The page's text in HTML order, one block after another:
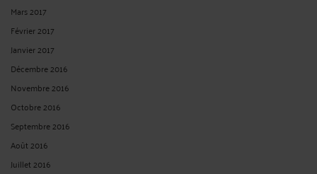
Mars 2017
Février 2017
Janvier 2017
Décembre 2016
Novembre 2016
Octobre 2016
Septembre 2016
Août 2016
Juillet 2016